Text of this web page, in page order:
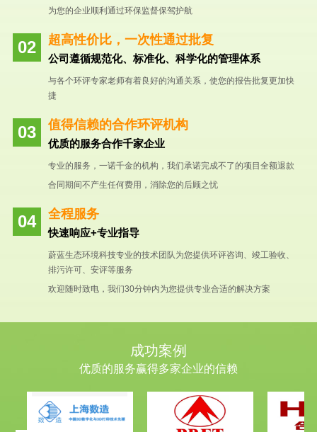
为您的企业顺利通过环保监督保驾护航
超高性价比，一次性通过批复
公司遵循规范化、标准化、科学化的管理体系
与各个环评专家老师有着良好的沟通关系，使您的报告批复更加快
捷
值得信赖的合作环评机构
优质的服务合作千家企业
专业的服务，一诺千金的机构，我们承诺完成不了的项目全额退款
合同期间不产生任何费用，消除您的后顾之忧
全程服务
快速响应+专业指导
蔚蓝生态环境科技专业的技术团队为您提供环评咨询、竣工验收、
排污许可、安评等服务
欢迎随时致电，我们30分钟内为您提供专业合适的解决方案
成功案例
优质的服务赢得多家企业的信赖